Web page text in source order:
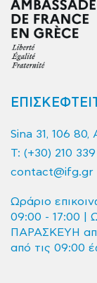
Sina 31, 106 80,
T: (+30) 210
contact@ifg.gr
Ωράριο
09:00 - 17:00 |
ΠΑΡΑΣΚΕΥΗ
από τις 09:00